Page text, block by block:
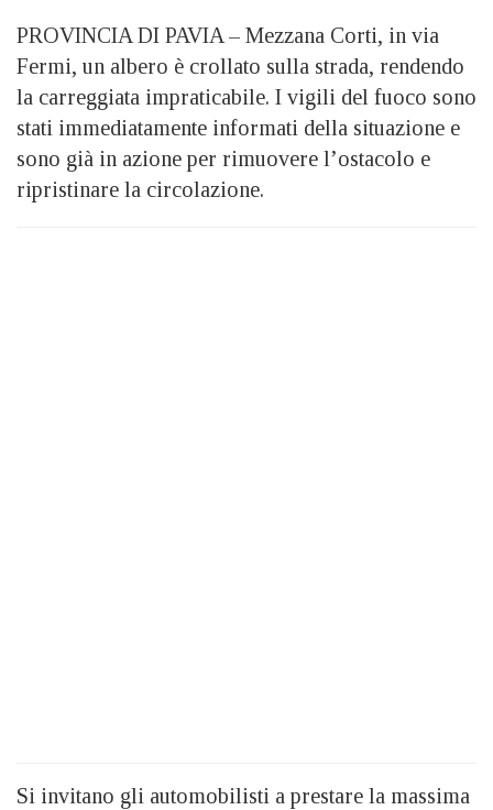
PROVINCIA DI PAVIA – Mezzana Corti, in via
Fermi, un albero è crollato sulla strada, rendendo
la carreggiata impraticabile. I vigili del fuoco sono
stati immediatamente informati della situazione e
sono già in azione per rimuovere l’ostacolo e
ripristinare la circolazione.
Si invitano gli automobilisti a prestare la massima